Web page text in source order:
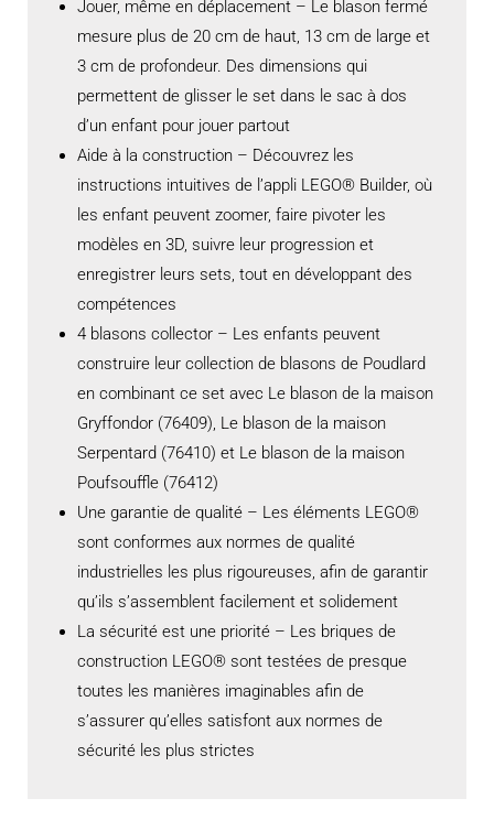
Jouer, même en déplacement – Le blason fermé
mesure plus de 20 cm de haut, 13 cm de large et
3 cm de profondeur. Des dimensions qui
permettent de glisser le set dans le sac à dos
d’un enfant pour jouer partout
Aide à la construction – Découvrez les
instructions intuitives de l’appli LEGO® Builder, où
les enfant peuvent zoomer, faire pivoter les
modèles en 3D, suivre leur progression et
enregistrer leurs sets, tout en développant des
compétences
4 blasons collector – Les enfants peuvent
construire leur collection de blasons de Poudlard
en combinant ce set avec Le blason de la maison
Gryffondor (76409), Le blason de la maison
Serpentard (76410) et Le blason de la maison
Poufsouffle (76412)
Une garantie de qualité – Les éléments LEGO®
sont conformes aux normes de qualité
industrielles les plus rigoureuses, afin de garantir
qu’ils s’assemblent facilement et solidement
La sécurité est une priorité – Les briques de
construction LEGO® sont testées de presque
toutes les manières imaginables afin de
s’assurer qu’elles satisfont aux normes de
sécurité les plus strictes